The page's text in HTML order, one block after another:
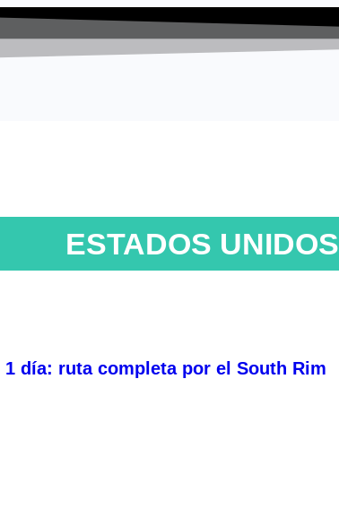
ESTADOS UNIDOS
día: ruta completa por el South Rim